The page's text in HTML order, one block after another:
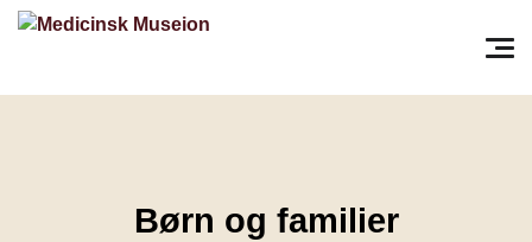
Børn og familier